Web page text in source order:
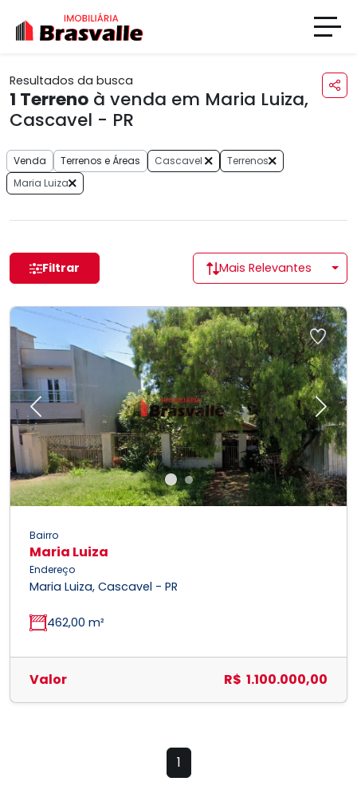
Resultados da busca
1 Terreno à venda em Maria Luiza,
Cascavel - PR
Venda Terrenos e Áreas Cascavel
Terrenos
Maria Luiza
Filtrar Mais Relevantes
Previous Next
Bairro
Maria Luiza
Endereço
Maria Luiza, Cascavel - PR
462,00 m²
Valor R$ 1.100.000,00
1